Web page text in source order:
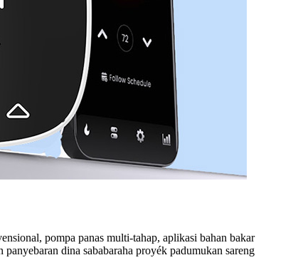
pompa panas multi-tahap, aplikasi bahan bakar
dina sababaraha proyék padumukan sareng